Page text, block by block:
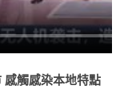
感觸感染本地特點